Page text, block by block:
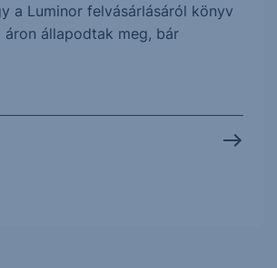
a Luminor felvásárlásáról könyv
állapodtak meg, bár